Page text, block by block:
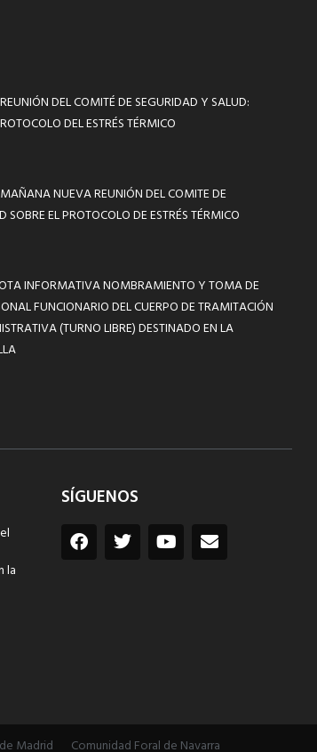
DEL COMITÉ DE SEGURIDAD Y SALUD:
DEL ESTRÉS TÉRMICO
NUEVA REUNIÓN DEL COMITE DE
SOBRE EL PROTOCOLO DE ESTRÉS TÉRMICO
INFORMATIVA NOMBRAMIENTO Y TOMA DE
FUNCIONARIO DEL CUERPO DE TRAMITACIÓN
(TURNO LIBRE) DESTINADO EN LA
la
SÍGUENOS
Madrid Comunidad Foral de Navarra